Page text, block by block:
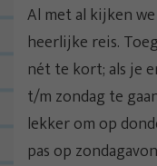
Al met al kijken
heerlijke reis.
nét te kort; als je
t/m zondag te
lekker om op
pas op